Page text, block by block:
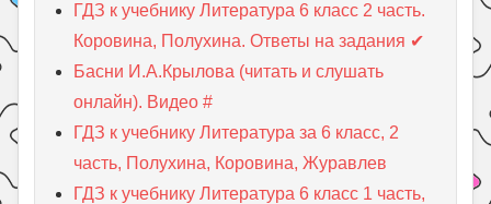
ГДЗ к учебнику Литература 6 класc 2 часть.
Коровина, Полухина. Ответы на задания ✔
Басни И.А.Крылова (читать и слушать
онлайн). Видео #
ГДЗ к учебнику Литература за 6 класc, 2
часть, Полухина, Коровина, Журавлев
ГДЗ к учебнику Литература 6 класc 1 часть,